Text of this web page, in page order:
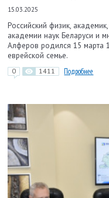
15.03.2025
Российский физик,
академии наук Беларуси и
Алферов родился 15 марта
еврейской семье.
0 1411 Подробнее